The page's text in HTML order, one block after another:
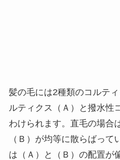
髪の毛には2種類のコルテ
ルティクス（Ａ）と撥水性
わけられます。直毛の場合
（Ｂ）が均等に散らばって
は（Ａ）と（Ｂ）の配置が